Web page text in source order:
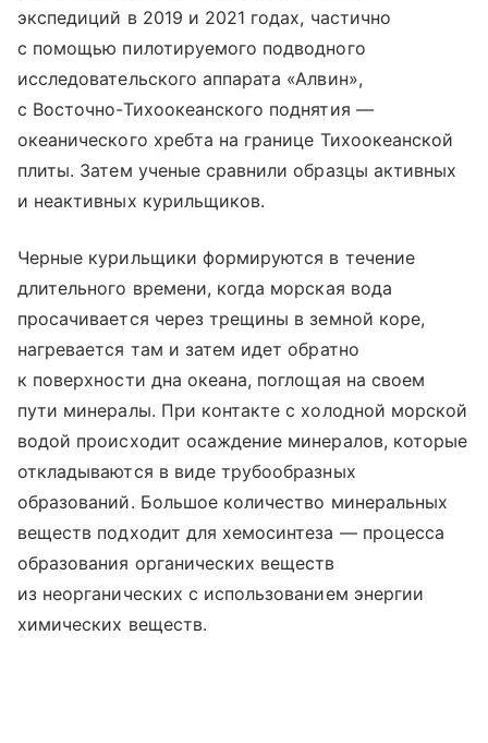
экспедиций в 2019 и 2021 годах, частично
с помощью пилотируемого подводного
исследовательского аппарата «Алвин»,
с Восточно-Тихоокеанского поднятия —
океанического хребта на границе Тихоокеанской
плиты. Затем ученые сравнили образцы активных
и неактивных курильщиков.
Черные курильщики формируются в течение
длительного времени, когда морская вода
просачивается через трещины в земной коре,
нагревается там и затем идет обратно
к поверхности дна океана, поглощая на своем
пути минералы. При контакте с холодной морской
водой происходит осаждение минералов, которые
откладываются в виде трубообразных
образований. Большое количество минеральных
веществ подходит для хемосинтеза — процесса
образования органических веществ
из неорганических с использованием энергии
химических веществ.